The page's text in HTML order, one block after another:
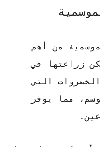
من أهم
زراعتها في
التي
مما يوفر